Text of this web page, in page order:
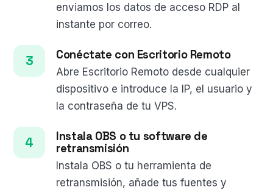
enviamos los datos de acceso RDP al
instante por correo.
Conéctate con Escritorio Remoto
Abre Escritorio Remoto desde cualquier
dispositivo e introduce la IP, el usuario y
la contraseña de tu VPS.
Instala OBS o tu software de
retransmisión
Instala OBS o tu herramienta de
retransmisión, añade tus fuentes y